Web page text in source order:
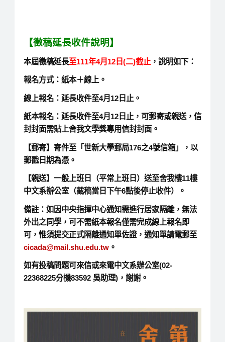
【徵稿延長收件說明】
本屆徵稿延長至111年4月12日(二)截止， 說明如下：
報名方式：紙本＋線上。
線上報名：延長收件至4月12日止。
紙本報名：延長收件至4月12日止，可郵寄或親送，信
封封面需貼上舍我文學獎專用信封封面。
【郵寄】寄件至「世新大學郵局176之4號信箱」，以
郵戳日期為憑。
【親送】一般上班日（平常上班日）送至舍我樓11樓
中文系辦公室（截稿當日下午6點後停止收件）。
備註：如因中央指揮中心通知需進行居家隔離，無法
外出之同學，可不需紙本報名僅需完成線上報名即
可，惟須提交正式隔離通知單佐證，通知單請電郵至
cicada@mail.shu.edu.tw。
如有投稿問題可來信或來電中文系辦公室(02-
22368225分機83592 吳助理)，謝謝。